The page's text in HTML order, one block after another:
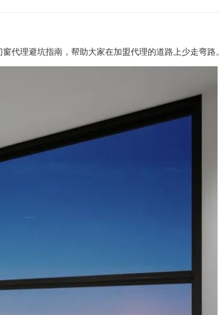
理避坑指南，帮助大家在加盟代理的道路上少走弯路。